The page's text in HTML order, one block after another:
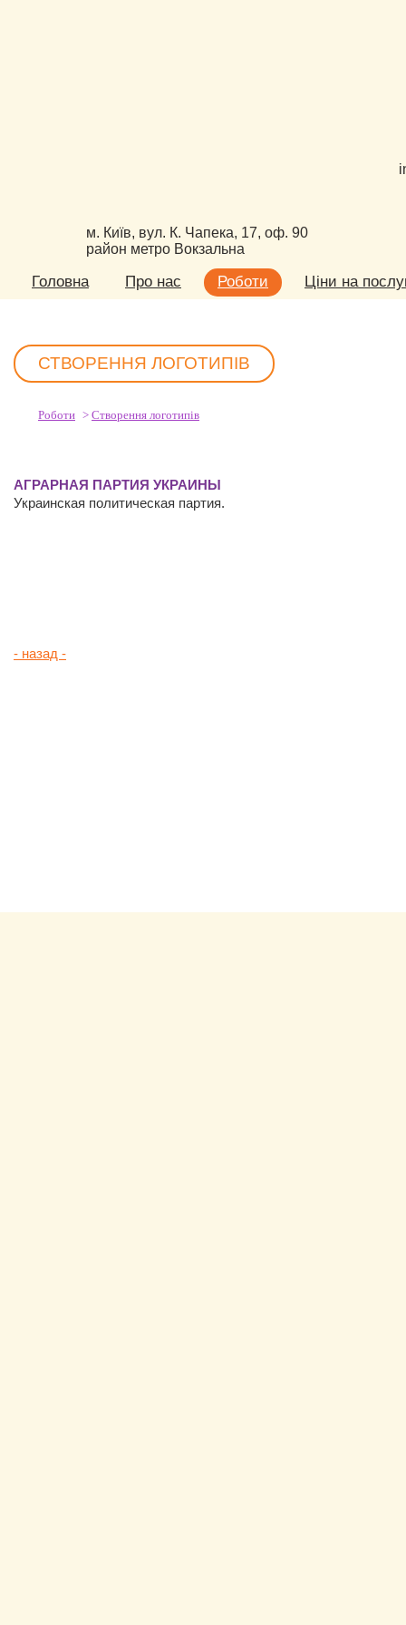
м. Київ, вул. К. Чапека, 17, оф. 90
район метро Вокзальна
Головна Про нас Роботи Ціни на
СТВОРЕННЯ ЛОГОТИПІВ
Роботи > Створення логотипів
АГРАРНАЯ ПАРТИЯ УКРАИНЫ
Украинская политическая партия.
- назад -